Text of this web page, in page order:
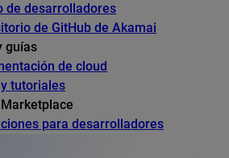
de desarrolladores
de GitHub de Akamai
guías
de cloud
tutoriales
para desarrolladores